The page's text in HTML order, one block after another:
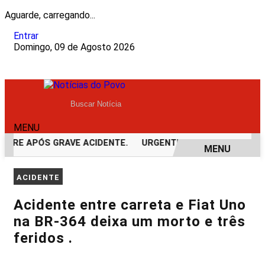
Aguarde, carregando...
Entrar
Domingo, 09 de Agosto 2026
MENU
APÓS GRAVE ACIDENTE. URGENTE! LATAM EM JI-
EM ALTA
MENU
ACIDENTE
Acidente entre carreta e Fiat Uno
na BR-364 deixa um morto e três
feridos .